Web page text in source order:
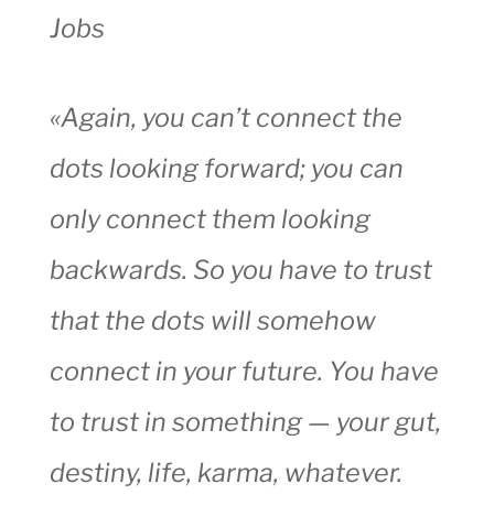
Jobs
«Again, you can’t connect the
dots looking forward; you can
only connect them looking
backwards. So you have to trust
that the dots will somehow
connect in your future. You have
to trust in something — your gut,
destiny, life, karma, whatever.